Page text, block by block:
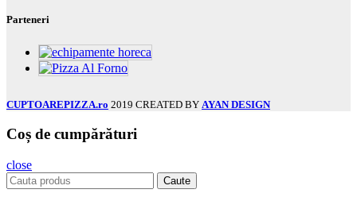
Parteneri
CUPTOAREPIZZA.ro 2019 CREATED BY AYAN DESIGN
Coș de cumpărături
close
Caute